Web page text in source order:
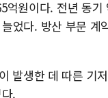
원이다. 전년 동기
었다. 방산 부문 계
발생한 데 따른 기
.